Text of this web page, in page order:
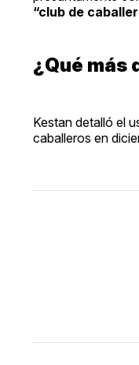
“club de
¿Qué más
Kestan detalló el
caballeros en